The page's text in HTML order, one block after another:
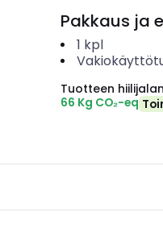
Pakkaus ja
1 kpl
Tuotteen
66 Kg CO₂-eq